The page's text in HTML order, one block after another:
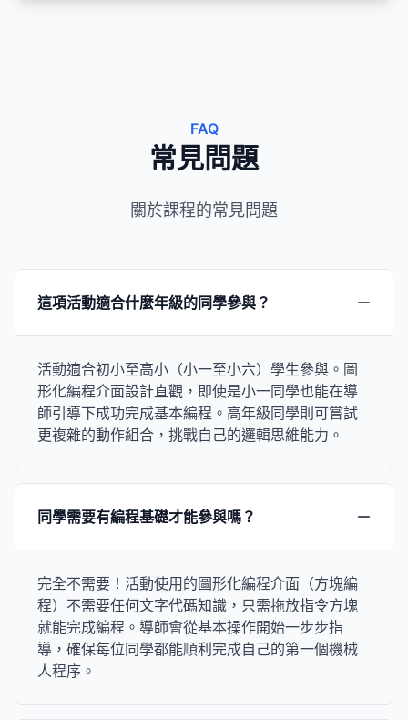
FAQ
常見問題
關於課程的常見問題
這項活動適合什麼年級的同學參與？
活動適合初小至高小（小一至小六）學生參與。圖
形化編程介面設計直觀，即使是小一同學也能在導
師引導下成功完成基本編程。高年級同學則可嘗試
更複雜的動作組合，挑戰自己的邏輯思維能力。
同學需要有編程基礎才能參與嗎？
完全不需要！活動使用的圖形化編程介面（方塊編
程）不需要任何文字代碼知識，只需拖放指令方塊
就能完成編程。導師會從基本操作開始一步步指
導，確保每位同學都能順利完成自己的第一個機械
人程序。